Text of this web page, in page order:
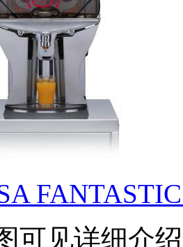
可见详细介绍